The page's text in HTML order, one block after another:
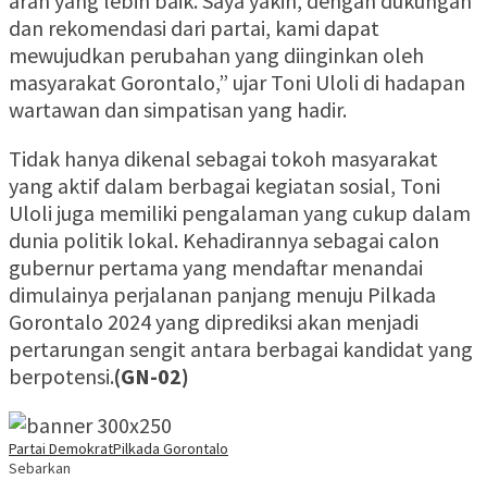
dan rekomendasi dari partai, kami dapat
mewujudkan perubahan yang diinginkan oleh
masyarakat Gorontalo,” ujar Toni Uloli di hadapan
wartawan dan simpatisan yang hadir.
Tidak hanya dikenal sebagai tokoh masyarakat
yang aktif dalam berbagai kegiatan sosial, Toni
Uloli juga memiliki pengalaman yang cukup dalam
dunia politik lokal. Kehadirannya sebagai calon
gubernur pertama yang mendaftar menandai
dimulainya perjalanan panjang menuju Pilkada
Gorontalo 2024 yang diprediksi akan menjadi
pertarungan sengit antara berbagai kandidat yang
berpotensi.(GN-02)
Partai DemokratPilkada Gorontalo
Sebarkan